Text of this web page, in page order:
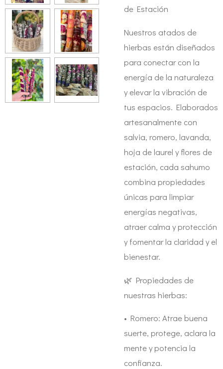
de Estación
Nuestros atados de
hierbas están diseñados
para conectar con la
energía de la naturaleza
y elevar la vibración de
tus espacios. Elaborados
artesanalmente con
salvia, romero, lavanda,
hoja de laurel y flores de
estación, cada sahumo
combina propiedades
únicas para limpiar
energías negativas,
atraer calma y protección
y fomentar la claridad y el
bienestar.
🌿 Propiedades de
nuestras hierbas:
• Romero: Atrae buena
suerte, protege, aclara la
mente y potencia la
confianza.